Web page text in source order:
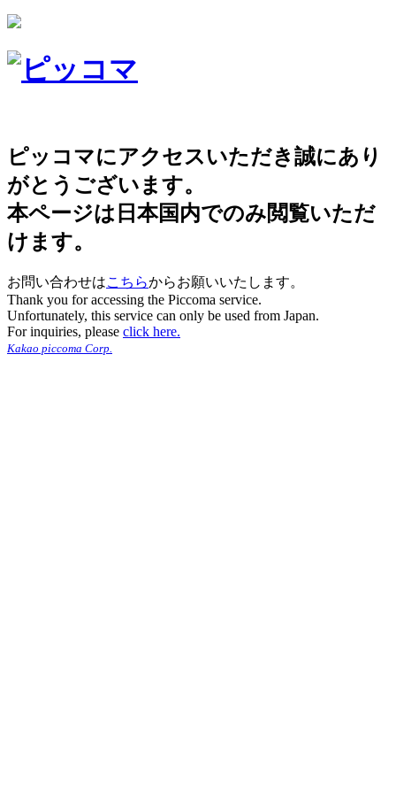
ピッコマにアクセスいただき誠にあり
がとうございます。
本ページは日本国内でのみ閲覧いただ
けます。
お問い合わせはこちらからお願いいたします。
Thank you for accessing the Piccoma service.
Unfortunately, this service can only be used from Japan.
For inquiries, please click here.
Kakao piccoma Corp.